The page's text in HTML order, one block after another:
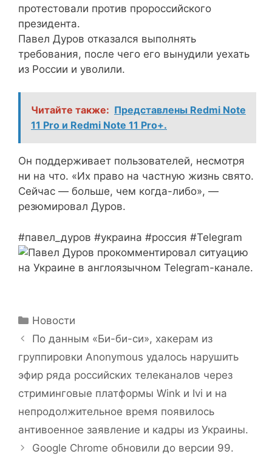
протестовали против пророссийского
президента.
Павел Дуров отказался выполнять
требования, после чего его вынудили уехать
из России и уволили.
Читайте также: Представлены Redmi Note
11 Pro и Redmi Note 11 Pro+.
Он поддерживает пользователей, несмотря
ни на что. «Их право на частную жизнь свято.
Сейчас — больше, чем когда-либо», —
резюмировал Дуров.
#павел_дуров #украина #россия #Telegram
Рубрики
Новости
По данным «Би-би-си», хакерам из
группировки Anonymous удалось нарушить
эфир ряда российских телеканалов через
стриминговые платформы Wink и Ivi и на
непродолжительное время появилось
антивоенное заявление и кадры из Украины.
Google Chrome обновили до версии 99.